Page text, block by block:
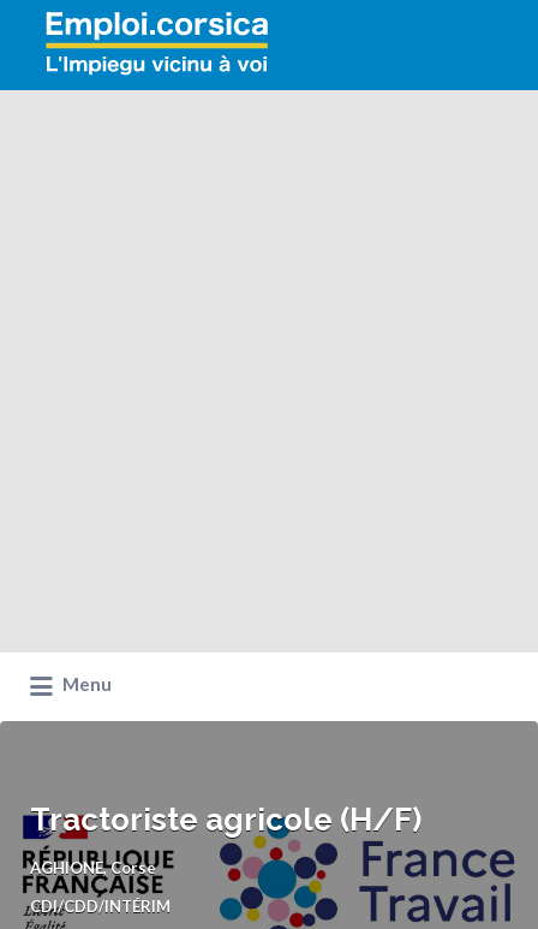
Rechercher:
Menu
Tractoriste agricole (H/F)
AGHIONE, Corse
CDI/CDD/INTÉRIM